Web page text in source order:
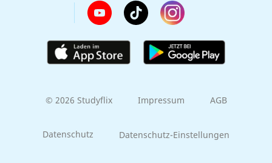
© 2026 Studyflix Impressum AGB
Datenschutz Datenschutz-Einstellungen